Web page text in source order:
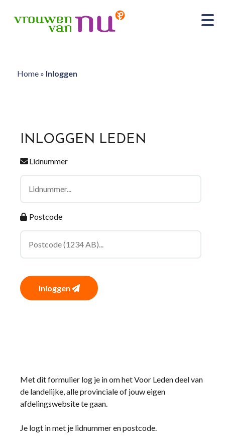
Home» Inloggen
INLOGGEN LEDEN
Lidnummer
Postcode
Inloggen
Met dit formulier log je in om het Voor Leden deel van
de landelijke, alle provinciale of jouw eigen
afdelingswebsite te gaan.
Je logt in met je lidnummer en postcode.